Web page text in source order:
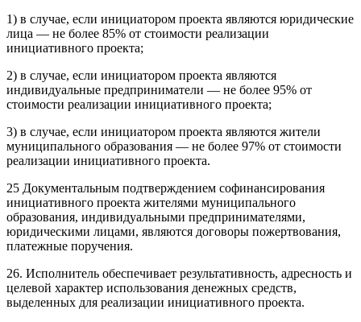
1) в случае, если инициатором проекта являются юридические
лица — не более 85% от стоимости реализации
инициативного проекта;
2) в случае, если инициатором проекта являются
индивидуальные предприниматели — не более 95% от
стоимости реализации инициативного проекта;
3) в случае, если инициатором проекта являются жители
муниципального образования — не более 97% от стоимости
реализации инициативного проекта.
25 Документальным подтверждением софинансирования
инициативного проекта жителями муниципального
образования, индивидуальными предпринимателями,
юридическими лицами, являются договоры пожертвования,
платежные поручения.
26. Исполнитель обеспечивает результативность, адресность и
целевой характер использования денежных средств,
выделенных для реализации инициативного проекта.